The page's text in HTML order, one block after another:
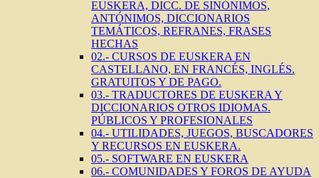
EUSKERA, DICC. DE SINÓNIMOS,
ANTÓNIMOS, DICCIONARIOS
TEMÁTICOS, REFRANES, FRASES
HECHAS
02.- CURSOS DE EUSKERA EN
CASTELLANO, EN FRANCÉS, INGLÉS.
GRATUITOS Y DE PAGO.
03.- TRADUCTORES DE EUSKERA Y
DICCIONARIOS OTROS IDIOMAS.
PÚBLICOS Y PROFESIONALES
04.- UTILIDADES, JUEGOS, BUSCADORES
Y RECURSOS EN EUSKERA.
05.- SOFTWARE EN EUSKERA
06.- COMUNIDADES Y FOROS DE AYUDA